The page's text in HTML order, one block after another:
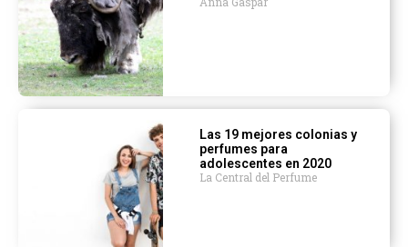
Las 19 mejores colonias y
perfumes para
adolescentes en 2020
La Central del Perfume